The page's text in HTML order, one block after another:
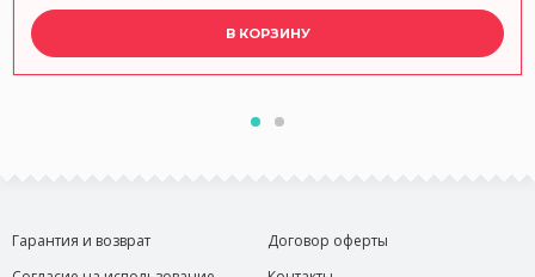
В КОРЗИНУ
Гарантия и возврат
Договор оферты